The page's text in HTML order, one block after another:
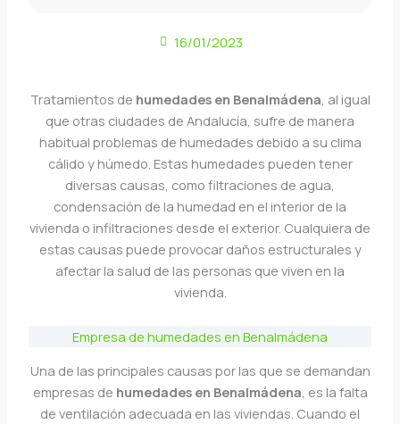
16/01/2023
Tratamientos de humedades en Benalmádena, al igual
que otras ciudades de Andalucía, sufre de manera
habitual problemas de humedades debido a su clima
cálido y húmedo. Estas humedades pueden tener
diversas causas, como filtraciones de agua,
condensación de la humedad en el interior de la
vivienda o infiltraciones desde el exterior. Cualquiera de
estas causas puede provocar daños estructurales y
afectar la salud de las personas que viven en la
vivienda.
Empresa de humedades en Benalmádena
Una de las principales causas por las que se demandan
empresas de humedades en Benalmádena, es la falta
de ventilación adecuada en las viviendas. Cuando el